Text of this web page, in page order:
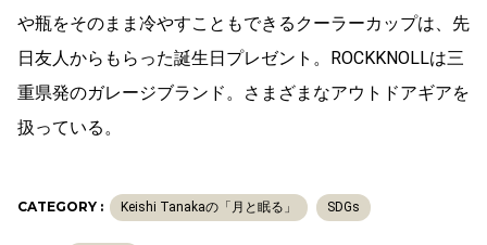
や瓶をそのまま冷やすこともできるクーラーカップは、先
日友人からもらった誕生日プレゼント。ROCKKNOLLは三
重県発のガレージブランド。さまざまなアウトドアギアを
扱っている。
CATEGORY : Keishi Tanakaの「月と眠る」 SDGs